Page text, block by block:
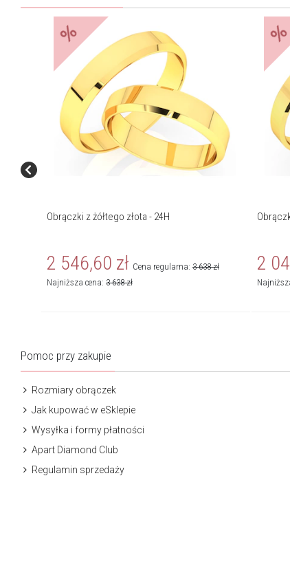
%
Obrączki z żółtego złota - 24H
2 546,60 zł Cena regularna: 3 638 zł
Najniższa cena: 3 638 zł
%
2
Pomoc przy zakupie
Rozmiary obrączek
Jak kupować w eSklepie
Wysyłka i formy płatności
Apart Diamond Club
Regulamin sprzedaży